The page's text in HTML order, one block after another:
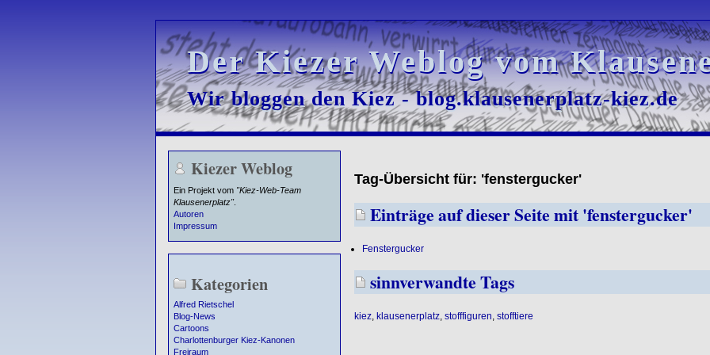
Der Kiezer Weblog vom
Der Kiezer Weblog vom
Wir bloggen den Kiez - blog.klausenerplatz-kiez.de
Wir bloggen den Kiez - blog.klausenerplatz-kiez.de
Kiezer Weblog
Ein Projekt vom "Kiez-Web-Team
Klausenerplatz".
Autoren
Impressum
Kategorien
Alfred Rietschel
Blog-News
Cartoons
Charlottenburger Kiez-Kanonen
Freiraum
Tag-Übersicht für: 'fenstergucker'
Einträge auf dieser Seite mit 'fenstergucker'
Fenstergucker
sinnverwandte Tags
kiez, klausenerplatz, stofffiguren stofftiere